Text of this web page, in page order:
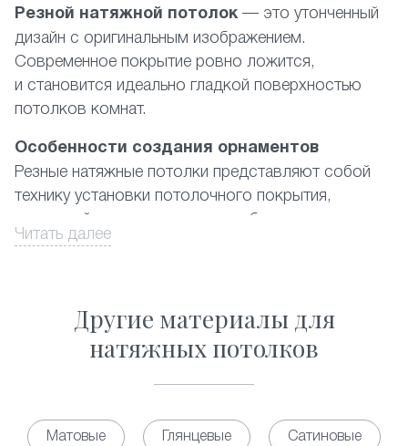
Резной натяжной потолок — это утонченный
дизайн с оригинальным изображением.
Современное покрытие ровно ложится,
и становится идеально гладкой поверхностью
потолков комнат.
Особенности создания орнаментов
Резные натяжные потолки представляют собой
технику установки потолочного покрытия,
в которой используются два и более полотна
ПВХ-материала, где наружный имеет
из дополняющих друг друга цветов. Орнамент
правильных геометрических фигур разных
размеров. Существующий на данный момент
из них, а также ответ на вопрос, сколько стоит
Читать далее
Другие материалы для
натяжных потолков
Матовые Глянцевые Сатиновые